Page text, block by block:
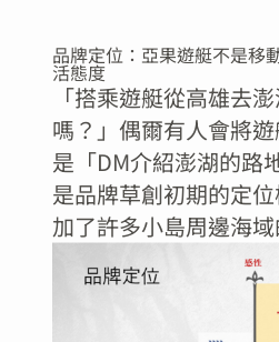
品牌定位：亞果遊艇不是移
活態度
「搭乘遊艇從高雄去
嗎？」偶爾有人會將
是「DM介紹澎湖的路
是品牌草創初期的定
加了許多小島周邊海